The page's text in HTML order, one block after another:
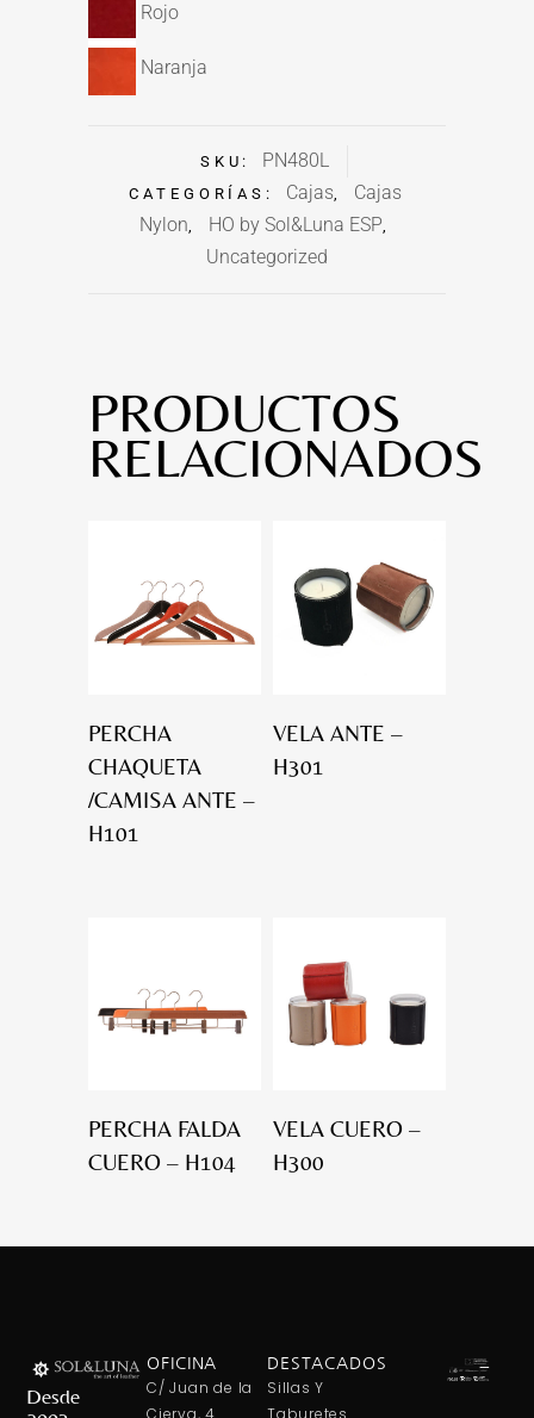
Rojo
Naranja
SKU: PN480L
CATEGORÍAS: Cajas,
Cajas
Nylon, HO by Sol&Luna ESP,
Uncategorized
PRODUCTOS
RELACIONADOS
PERCHA
CHAQUETA
/CAMISA ANTE –
H101
VELA ANTE –
H301
PERCHA FALDA
CUERO – H104
VELA CUERO –
H300
Desde
OFICINA
C/ Juan de la
DESTACADOS
Sillas Y